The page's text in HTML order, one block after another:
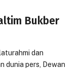
Bukber
dan
dunia pers, Dewan